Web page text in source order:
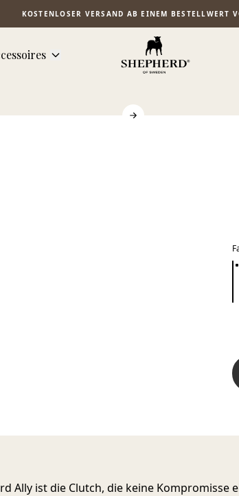
KOSTENLOSER VERSAND AB EINEM BESTELLWERT
Ally ist die Clutch, die keine Kompromisse